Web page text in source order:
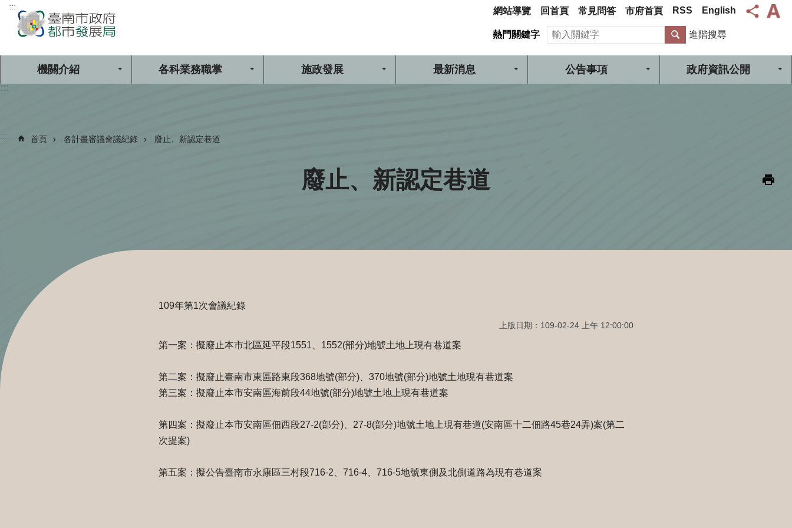
跳到主要內容區塊
::: 網站導覽 回首頁 常見問答 市府首頁 RSS English
:::
機關介紹 各科業務職掌 施政發展 最新消息 公告事項 政府資訊公開
熱門關鍵字 搜尋 進階搜尋
::: 首頁 各計畫審議會議紀錄 廢止、新認定巷道
廢止、新認定巷道
109年第1次會議紀錄
上版日期：109-02-24 上午 12:00:00
第一案：擬廢止本市北區延平段1551、1552(部分)地號土地上現有巷道案
第二案：擬廢止臺南市東區路東段368地號(部分)、370地號(部分)地號土地現有巷道案
第三案：擬廢止本市安南區海前段44地號(部分)地號土地上現有巷道案
第四案：擬廢止本市安南區佃西段27-2(部分)、27-8(部分)地號土地上現有巷道(安南區十二佃路45巷24弄)案(第二
次提案)
第五案：擬公告臺南市永康區三村段716-2、716-4、716-5地號東側及北側道路為現有巷道案